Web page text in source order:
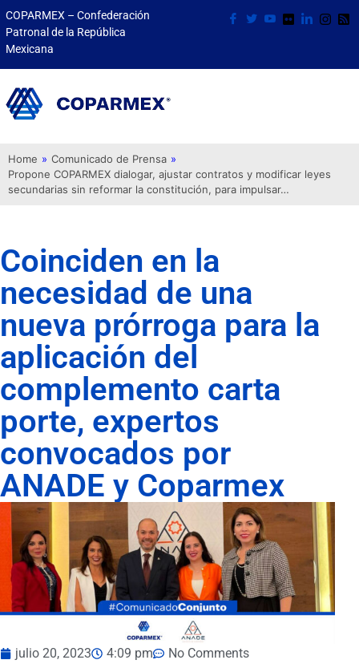
COPARMEX – Confederación
Patronal de la República
Mexicana
Home » Comunicado de Prensa »
Propone COPARMEX dialogar, ajustar contratos y modificar leyes
secundarias sin reformar la constitución, para impulsar…
Coinciden en la
necesidad de una
nueva prórroga para la
aplicación del
complemento carta
porte, expertos
convocados por
ANADE y Coparmex
julio 20, 2023 4:09 pm
No Comments